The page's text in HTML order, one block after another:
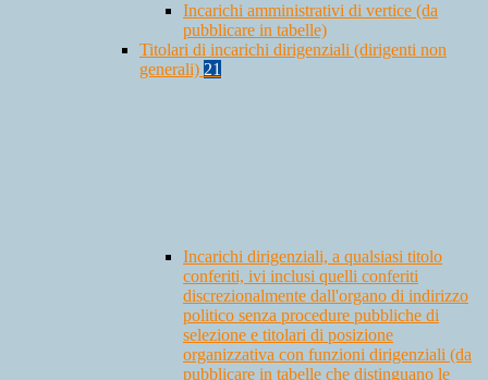
Incarichi amministrativi di vertice (da
pubblicare in tabelle)
Titolari di incarichi dirigenziali (dirigenti non
generali) 21
Incarichi dirigenziali, a qualsiasi titolo
conferiti, ivi inclusi quelli conferiti
discrezionalmente dall'organo di indirizzo
politico senza procedure pubbliche di
selezione e titolari di posizione
organizzativa con funzioni dirigenziali (da
pubblicare in tabelle che distinguano le